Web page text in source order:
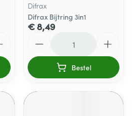
Difrax
Difrax Bijtring 3in1
€ 8,49
Bestel